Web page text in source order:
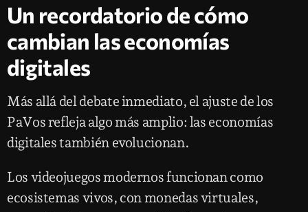
Un recordatorio de cómo
cambian las economías
digitales
Más allá del debate inmediato, el ajuste de los
PaVos refleja algo más amplio: las economías
digitales también evolucionan.
Los videojuegos modernos funcionan como
ecosistemas vivos, con monedas virtuales,